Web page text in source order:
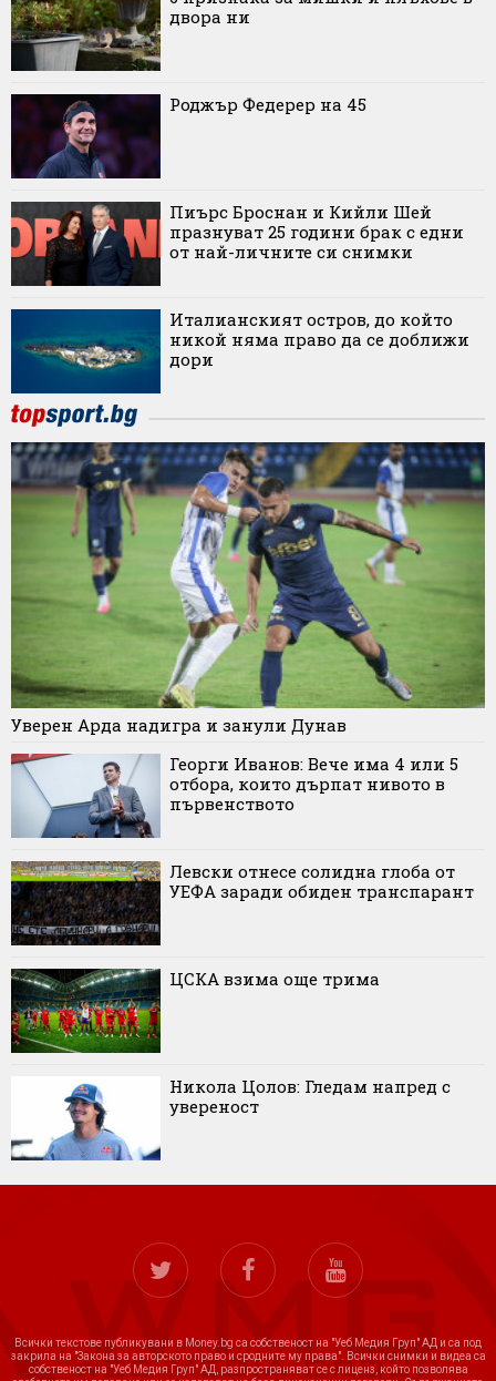
двора ни
Роджър Федерер на 45
Пиърс Броснан и Кийли Шей
празнуват 25 години брак с едни
от най-личните си снимки
Италианският остров, до който
никой няма право да се доближи
дори
Уверен Арда надигра и занули Дунав
Георги Иванов: Вече има 4 или 5
отбора, които дърпат нивото в
първенството
Левски отнесе солидна глоба от
УЕФА заради обиден транспарант
ЦСКА взима още трима
Никола Цолов: Гледам напред с
увереност
Всички текстове публикувани в Money.bg са собственост на "Уеб Медия Груп" АД и са под
закрила на "Закона за авторското право и сродните му права". Всички снимки и видеа са
собственост на "Уеб Медия Груп" АД, разпространяват се с лиценз, който позволява